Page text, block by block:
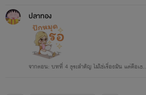
ปลาทอง
จากตอน: บทที่ 4 ธุระสำคัญ ไม่ใช่เรื่องมัน แต่คือเธอ